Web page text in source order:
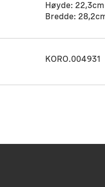
Høyde: 22,3cm
Bredde:
KORO.004931